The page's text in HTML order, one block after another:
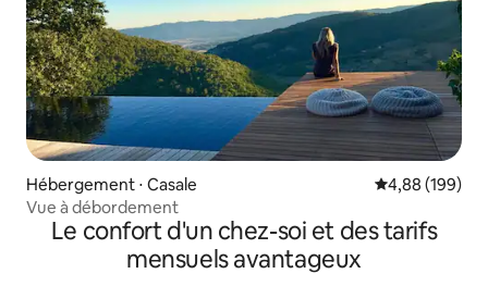
Hébergement ⋅ Casale Évaluation
4,88 (199)
Vue à débordement
Le confort d'un chez-soi et des tarifs
mensuels avantageux